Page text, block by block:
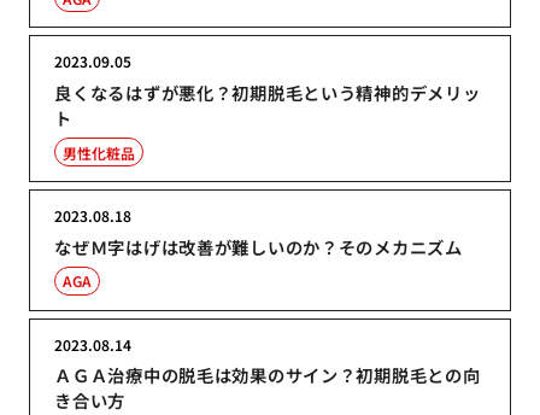
良くなるはずが悪化？初期脱毛という精神的デメリッ
ト
2023.09.05
男性化粧品
なぜＭ字はげは改善が難しいのか？そのメカニズム
2023.08.18
AGA
ＡＧＡ治療中の脱毛は効果のサイン？初期脱毛との向
き合い方
2023.08.14